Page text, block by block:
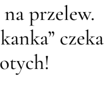
przelew.
czeka